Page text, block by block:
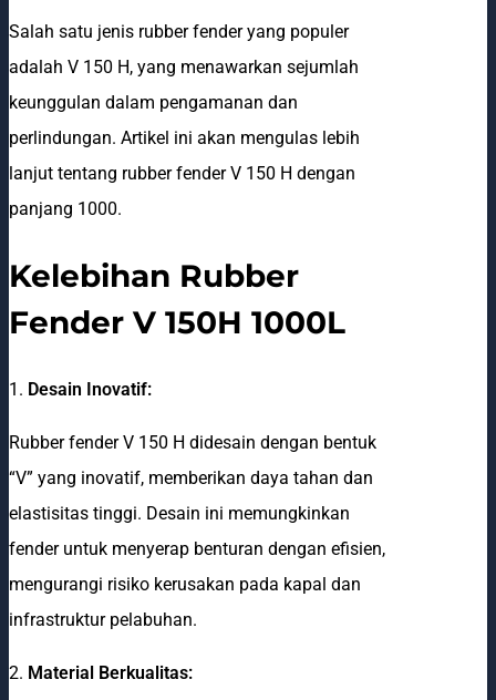
Salah satu jenis rubber fender yang populer
adalah V 150 H, yang menawarkan sejumlah
keunggulan dalam pengamanan dan
perlindungan. Artikel ini akan mengulas lebih
lanjut tentang rubber fender V 150 H dengan
panjang 1000.
Kelebihan Rubber
Fender V 150H 1000L
1. Desain Inovatif:
Rubber fender V 150 H didesain dengan bentuk
“V” yang inovatif, memberikan daya tahan dan
elastisitas tinggi. Desain ini memungkinkan
fender untuk menyerap benturan dengan efisien,
mengurangi risiko kerusakan pada kapal dan
infrastruktur pelabuhan.
2. Material Berkualitas: